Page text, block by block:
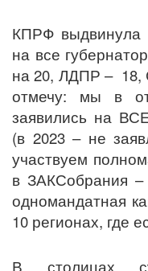
КПРФ выдвинула
на все
на 20, ЛДПР – 18,
отмечу: мы в
заявились на
(в 2023 – не
участвуем
в ЗАКСобрания –
одномандатная
10 регионах, где
В столицах